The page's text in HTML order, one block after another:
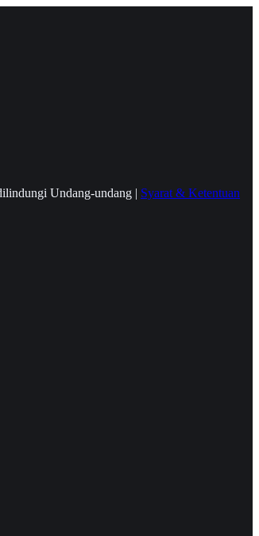
Undang-undang | Syarat & Ketentuan